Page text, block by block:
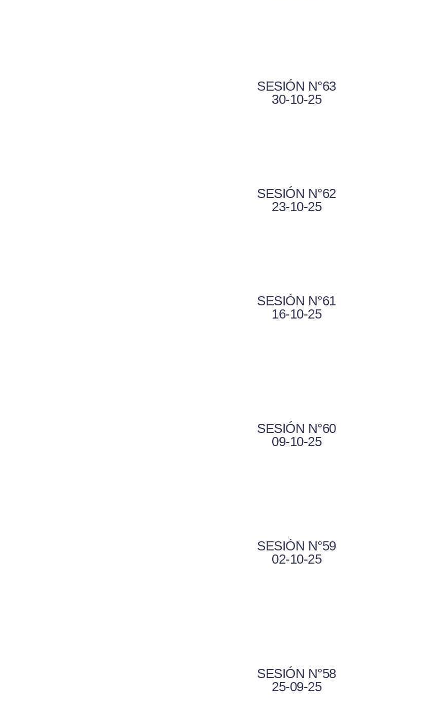
SESIÓN N°63
30-10-25
SESIÓN N°62
23-10-25
SESIÓN N°61
16-10-25
SESIÓN N°60
09-10-25
SESIÓN N°59
02-10-25
SESIÓN N°58
25-09-25